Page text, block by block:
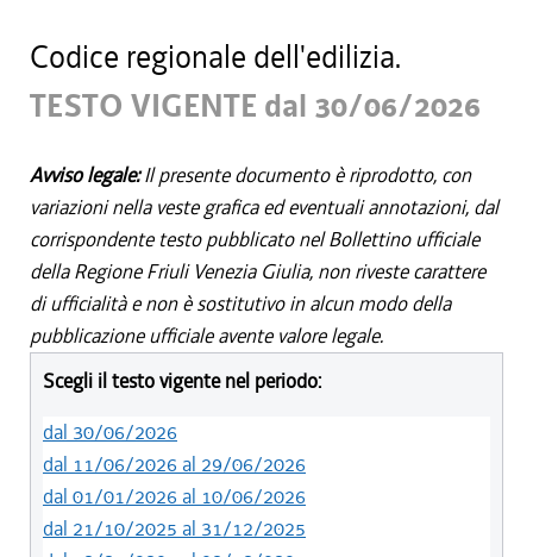
Codice regionale dell'edilizia.
TESTO VIGENTE dal 30/06/2026
Avviso legale:Il presente documento è riprodotto, con
variazioni nella veste grafica ed eventuali annotazioni, dal
corrispondente testo pubblicato nel Bollettino ufficiale
della Regione Friuli Venezia Giulia, non riveste carattere
di ufficialità e non è sostitutivo in alcun modo della
pubblicazione ufficiale avente valore legale.
Scegli il testo vigente nel periodo:
dal 30/06/2026
dal 11/06/2026 al 29/06/2026
dal 01/01/2026 al 10/06/2026
dal 21/10/2025 al 31/12/2025